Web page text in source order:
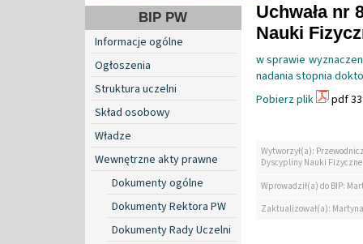
BIP PW
Informacje ogólne
Ogłoszenia
Struktura uczelni
Skład osobowy
Władze
Wewnętrzne akty prawne
Dokumenty ogólne
Dokumenty Rektora PW
Dokumenty Rady Uczelni
Uchwała nr
Nauki
w sprawie
nadania stopnia
Pobierz plik
pdf
Wytworzył(a):
Dyscypliny Nauki Fizyczne
Wprowadził(a) do BIP:
Zaktualizował(a):